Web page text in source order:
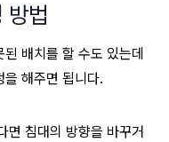
방법
배치를 할 수도 있는데
을 해주면 됩니다.
면 침대의 방향을 바꾸거